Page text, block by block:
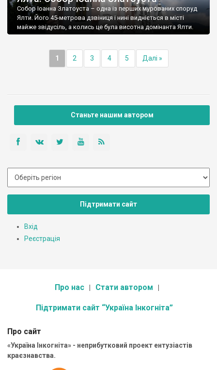
Собор Іоанна Златоуста – одна із перших мурованих споруд
Ялти. Його 45-метрова дзвіниця і нині видніється в місті
майже звідусіль, а колись це була висотна домінанта Ялти.
1 2 3 4 5 Далі »
Станьте нашим автором
Підтримати сайт
Вхід
Реєстрація
Про нас Стати автором
Підтримати сайт “Україна Інкогніта”
Про сайт
«Україна Інкогніта» - неприбутковий проект ентузіастів
краєзнавства.